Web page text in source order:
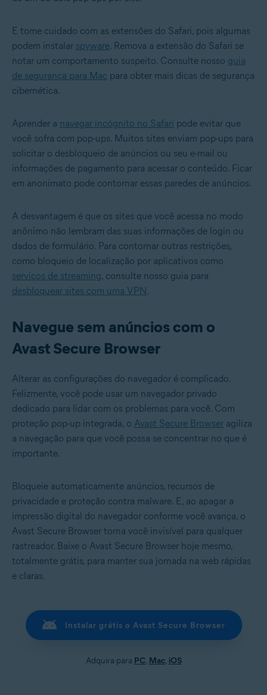
E tome cuidado com as extensões do Safari, pois algumas
podem instalar spyware. Remova a extensão do Safari se
notar um comportamento suspeito. Consulte nosso guia
de segurança para Mac para obter mais dicas de segurança
cibernética.
Aprender a navegar incógnito no Safari pode evitar que
você sofra com pop-ups. Muitos sites enviam pop-ups para
solicitar o desbloqueio de anúncios ou seu e-mail ou
informações de pagamento para acessar o conteúdo. Ficar
em anonimato pode contornar essas paredes de anúncios.
A desvantagem é que os sites que você acessa no modo
anônimo não lembram das suas informações de login ou
dados de formulário. Para contornar outras restrições,
como bloqueio de localização por aplicativos como
serviços de streaming, consulte nosso guia para
desbloquear sites com uma VPN .
Navegue sem anúncios com o
Avast Secure Browser
Alterar as configurações do navegador é complicado.
Felizmente, você pode usar um navegador privado
dedicado para lidar com os problemas para você. Com
proteção pop-up integrada, o Avast Secure Browser agiliza
a navegação para que você possa se concentrar no que é
importante.
Bloqueie automaticamente anúncios, recursos de
privacidade e proteção contra malware. E, ao apagar a
impressão digital do navegador conforme você avança, o
Avast Secure Browser torna você invisível para qualquer
rastreador. Baixe o Avast Secure Browser hoje mesmo,
totalmente grátis, para manter sua jornada na web rápidas
e claras.
Instalar grátis o Avast Secure Browser
Adquira para PC, Mac, iOS